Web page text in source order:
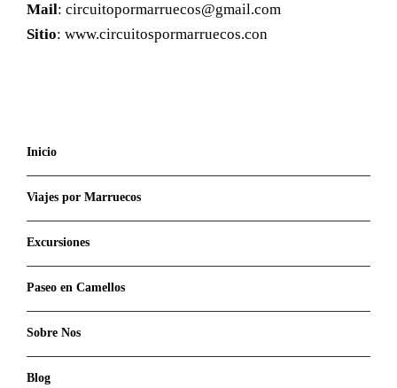
Mail: circuitopormarruecos@gmail.com
Sitio: www.circuitospormarruecos.con
Inicio
Viajes por Marruecos
Excursiones
Paseo en Camellos
Sobre Nos
Blog